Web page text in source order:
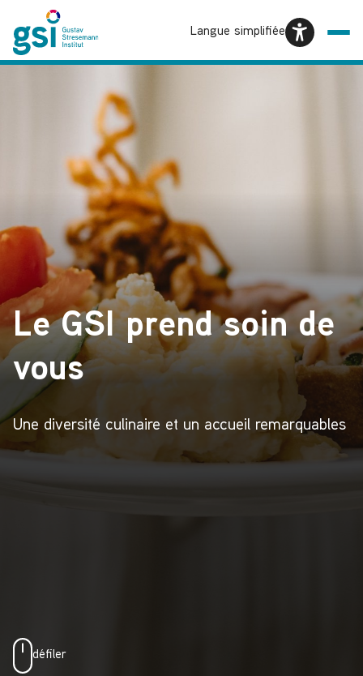
Langue simplifiée
Le GSI prend soin de
vous
Une diversité culinaire et un accueil remarquables
défiler